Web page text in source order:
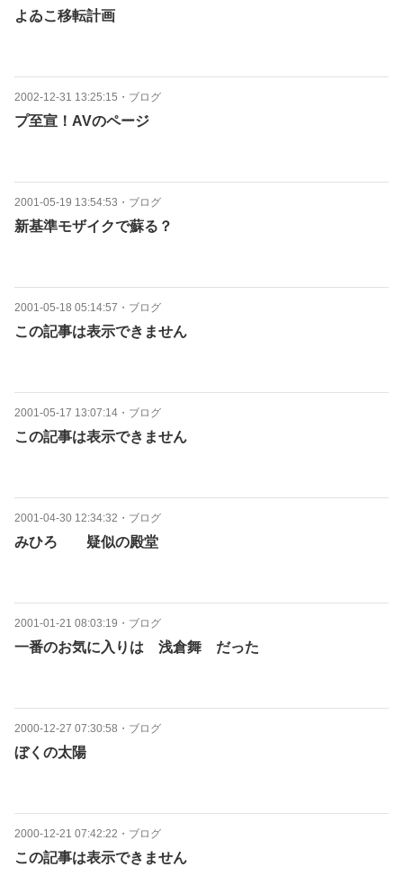
よゐこ移転計画
2002-12-31 13:25:15 ・ ブログ
プ至宣！AVのページ
2001-05-19 13:54:53 ・ ブログ
新基準モザイクで蘇る？
2001-05-18 05:14:57 ・ ブログ
この記事は表示できません
2001-05-17 13:07:14 ・ ブログ
この記事は表示できません
2001-04-30 12:34:32 ・ ブログ
みひろ 疑似の殿堂
2001-01-21 08:03:19 ・ ブログ
一番のお気に入りは 浅倉舞 だった
2000-12-27 07:30:58 ・ ブログ
ぼくの太陽
2000-12-21 07:42:22 ・ ブログ
この記事は表示できません